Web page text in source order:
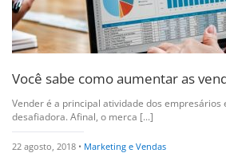
Você sabe como aumentar as
Vender é a principal atividade dos empresários
desafiadora. Afinal, o merca [...]
22 agosto, 2018 • Marketing e Vendas